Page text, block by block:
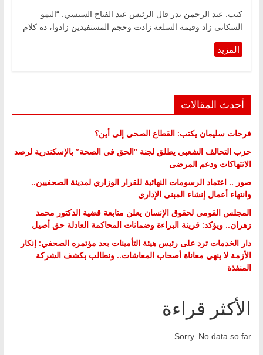
كتب: عبد الرحمن بدر قال الرئيس عبد الفتاح السيسي: “النمو
السكانى زاد وقيمة السلعة زادت وحجم المستفيدين زادوا، ده كلام
أحدث المقالات
فرحات سليمان يكتب: القطاع الصحي إلى أين؟
حزب التحالف الشعبي يطلق لجنة “الحق في الصحة” بالإسكندرية لرصد
الانتهاكات ودعم المرضى
صور .. اعتماد الرسومات النهائية للقرار الوزاري لمدينة الصحفيين..
وانتهاء أعمال إنشاء المبنى الإداري
المجلس القومي لحقوق الإنسان يعلن متابعة قضية الدكتور محمد
زهران.. ويؤكد: قرينة البراءة وضمانات المحاكمة العادلة حق أصيل
دار الخدمات ترد على رئيس هيئة التأمينات بعد مؤتمره الصحفي: إنكار
الأزمة لا ينهي معاناة أصحاب المعاشات.. ونطالب بكشف الشركة
المنفذة
الأكثر قراءة
Sorry. No data so far.